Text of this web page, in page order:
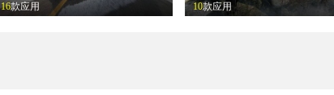
16款应用 10款应用